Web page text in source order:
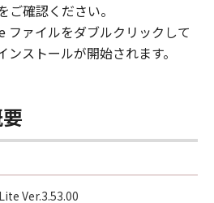
ご確認ください。
ファイルをダブルクリックして
ストールが開始されます。
Ver.3.53.00